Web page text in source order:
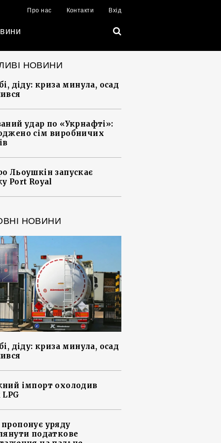
Про нас Контакти Вхід
НОВИНИ
діду: криза минула, осад
удар по «Укрнафті»:
сім виробничих
Льоушкін запускає
Port Royal
НОВИНИ
діду: криза минула, осад
імпорт охолодив
уряду
податкове